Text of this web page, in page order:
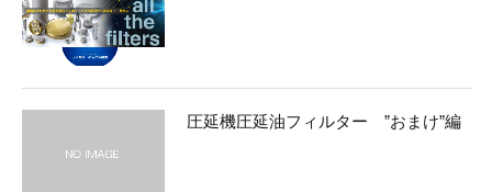
圧延機圧延油フィルター ”おまけ”編